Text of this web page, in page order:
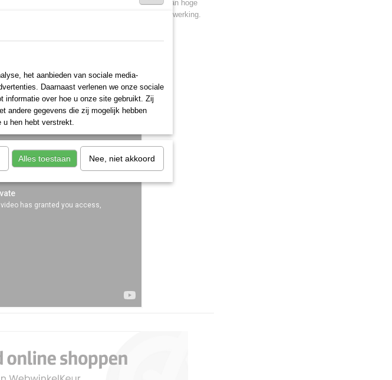
die gedurende hun hele levenscyclus voldoen aan hoge
tot de productie, distributie en verwerking.
of elders goedkoper?
de offerte formulier!
het aanbieden van sociale media-
Daarnaast verlenen we onze sociale
informatie over hoe u onze site gebruikt. Zij
andere gegevens die zij mogelijk hebben
u hen hebt verstrekt.
Alles toestaan Nee, niet akkoord